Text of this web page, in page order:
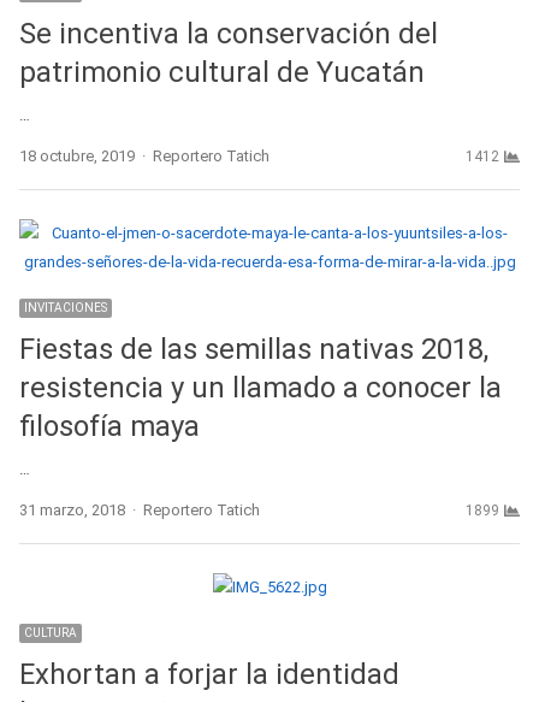
Se incentiva la conservación del
patrimonio cultural de Yucatán
…
18 octubre, 2019 Author
Reportero Tatich 1412
INVITACIONES
Fiestas de las semillas nativas 2018,
resistencia y un llamado a conocer la
filosofía maya
…
31 marzo, 2018 Author
Reportero Tatich 1899
CULTURA
Exhortan a forjar la identidad